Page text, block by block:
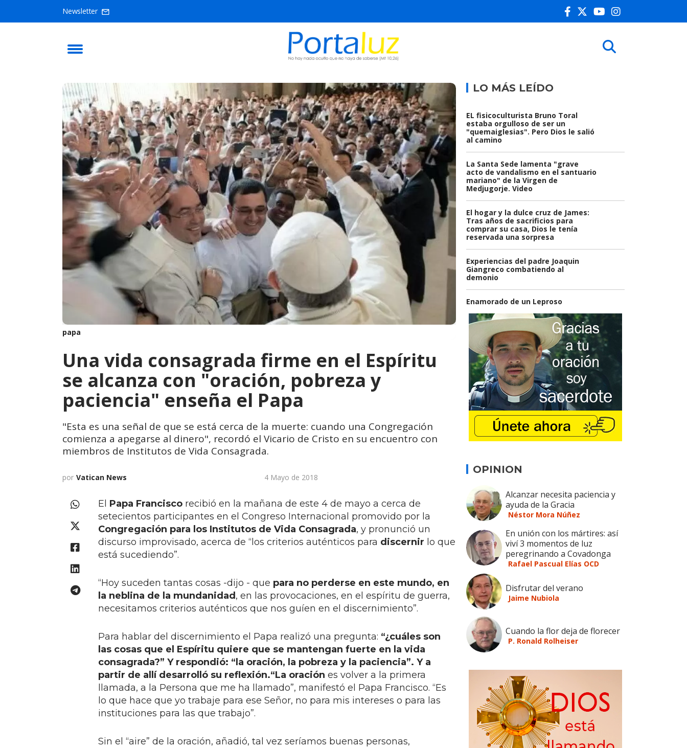
Newsletter
papa
Una vida consagrada firme en el Espíritu
se alcanza con "oración, pobreza y
paciencia" enseña el Papa
"Esta es una señal de que se está cerca de la muerte: cuando una Congregación
comienza a apegarse al dinero", recordó el Vicario de Cristo en su encuentro con
miembros de Institutos de Vida Consagrada.
por Vatican News 4 Mayo de 2018
El Papa Francisco recibió en la mañana de este 4 de mayo a cerca de
setecientos participantes en el Congreso Internacional promovido por la
Congregación para los Institutos de Vida Consagrada, y pronunció un
discurso improvisado, acerca de “los criterios auténticos para discernir lo que
está sucediendo”.
“Hoy suceden tantas cosas -dijo - que para no perderse en este mundo, en
la neblina de la mundanidad , en las provocaciones, en el espíritu de guerra,
necesitamos criterios auténticos que nos guíen en el discernimiento”.
Para hablar del discernimiento el Papa realizó una pregunta: “¿cuáles son
las cosas que el Espíritu quiere que se mantengan fuerte en la vida
consagrada?” Y respondió: “la oración, la pobreza y la paciencia”. Y a
partir de allí desarrolló su reflexión.“La oración es volver a la primera
llamada, a la Persona que me ha llamado”, manifestó el Papa Francisco. “Es
lo que hace que yo trabaje para ese Señor, no para mis intereses o para las
instituciones para las que trabajo”.
Sin el “aire” de la oración, añadió, tal vez seríamos buenas personas,
LO MÁS LEÍDO
EL fisicoculturista Bruno Toral
estaba orgulloso de ser un
"quemaiglesias". Pero Dios le salió
al camino
La Santa Sede lamenta "grave
acto de vandalismo en el santuario
mariano" de la Virgen de
Medjugorje. Video
El hogar y la dulce cruz de James:
Tras años de sacrificios para
comprar su casa, Dios le tenía
reservada una sorpresa
Experiencias del padre Joaquin
Giangreco combatiendo al
demonio
Enamorado de un Leproso
OPINION
Alcanzar necesita paciencia y
ayuda de la Gracia
Néstor Mora Núñez
En unión con los mártires: así
viví 3 momentos de luz
peregrinando a Covadonga
Rafael Pascual Elías OCD
Disfrutar del verano
Jaime Nubiola
Cuando la flor deja de florecer
P. Ronald Rolheiser